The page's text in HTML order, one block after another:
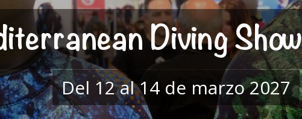
Diving
Del 12 al 14 de marzo 2027